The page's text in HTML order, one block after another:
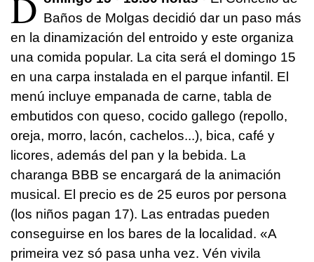
Baños de Molgas decidió dar un paso más
en la dinamización del entroido y este organiza
una comida popular. La cita será el domingo 15
en una carpa instalada en el parque infantil. El
menú incluye empanada de carne, tabla de
embutidos con queso, cocido gallego (repollo,
oreja, morro, lacón, cachelos...), bica, café y
licores, además del pan y la bebida. La
charanga BBB se encargará de la animación
musical. El precio es de 25 euros por persona
(los niños pagan 17). Las entradas pueden
conseguirse en los bares de la localidad. «A
primeira vez só pasa unha vez. Vén vivila